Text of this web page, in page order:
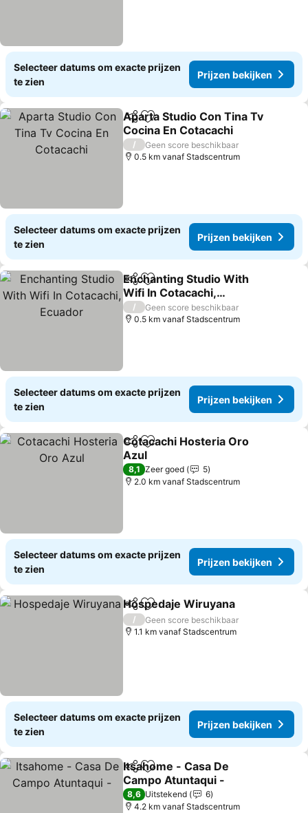
Selecteer datums om exacte prijzen
te zien
Prijzen bekijken
DelenToevoegen aan favorieten
Aparta Studio Con Tina Tv
Cocina En Cotacachi
Prijzen bekijken
/
Geen score beschikbaar
0.5 km vanaf Stadscentrum
Selecteer datums om exacte prijzen
te zien
Prijzen bekijken
DelenToevoegen aan favorieten
Enchanting Studio With
Wifi In Cotacachi,
Ecuador
Prijzen bekijken
/
Geen score beschikbaar
0.5 km vanaf Stadscentrum
Selecteer datums om exacte prijzen
te zien
Prijzen bekijken
DelenToevoegen aan favorieten
Cotacachi Hosteria Oro
Azul
Prijzen bekijken
8,1 Zeer goed
5
2.0 km vanaf Stadscentrum
Selecteer datums om exacte prijzen
te zien
Prijzen bekijken
DelenToevoegen aan favorieten
Hospedaje Wiruyana
/
Geen score beschikbaar
1.1 km vanaf Stadscentrum
Selecteer datums om exacte prijzen
te zien
Prijzen bekijken
DelenToevoegen aan favorieten
Itsahome - Casa De
Campo Atuntaqui -
Prijzen bekijken
8,6 Uitstekend
6
4.2 km vanaf Stadscentrum